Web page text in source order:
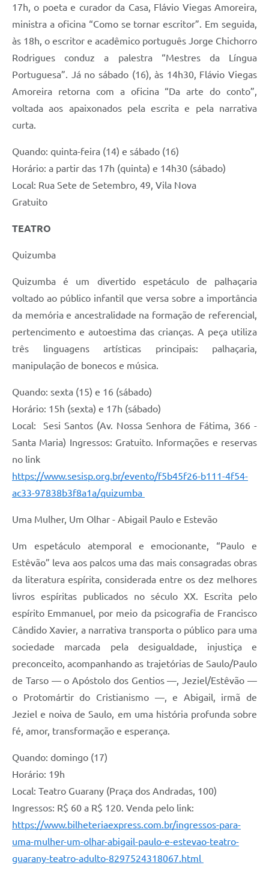
17h, o poeta e curador da Casa, Flávio Viegas Amoreira,
ministra a oficina “Como se tornar escritor”. Em seguida,
às 18h, o escritor e acadêmico português Jorge Chichorro
Rodrigues conduz a palestra “Mestres da Língua
Portuguesa”. Já no sábado (16), às 14h30, Flávio Viegas
Amoreira retorna com a oficina “Da arte do conto”,
voltada aos apaixonados pela escrita e pela narrativa
curta.
Quando: quinta-feira (14) e sábado (16)
Horário: a partir das 17h (quinta) e 14h30 (sábado)
Local: Rua Sete de Setembro, 49, Vila Nova
Gratuito
TEATRO
Quizumba
Quizumba é um divertido espetáculo de palhaçaria
voltado ao público infantil que versa sobre a importância
da memória e ancestralidade na formação de referencial,
pertencimento e autoestima das crianças. A peça utiliza
três linguagens artísticas principais: palhaçaria,
manipulação de bonecos e música.
Quando: sexta (15) e 16 (sábado)
Horário: 15h (sexta) e 17h (sábado)
Local: Sesi Santos (Av. Nossa Senhora de Fátima, 366 -
Santa Maria) Ingressos: Gratuito. Informações e reservas
no link
https://www.sesisp.org.br/evento/f5b45f26-b111-4f54-
ac33-97838b3f8a1a/quizumba
Uma Mulher, Um Olhar - Abigail Paulo e Estevão
Um espetáculo atemporal e emocionante, “Paulo e
Estêvão” leva aos palcos uma das mais consagradas obras
da literatura espírita, considerada entre os dez melhores
livros espíritas publicados no século XX. Escrita pelo
espírito Emmanuel, por meio da psicografia de Francisco
Cândido Xavier, a narrativa transporta o público para uma
sociedade marcada pela desigualdade, injustiça e
preconceito, acompanhando as trajetórias de Saulo/Paulo
de Tarso — o Apóstolo dos Gentios —, Jeziel/Estêvão —
o Protomártir do Cristianismo —, e Abigail, irmã de
Jeziel e noiva de Saulo, em uma história profunda sobre
fé, amor, transformação e esperança.
Quando: domingo (17)
Horário: 19h
Local: Teatro Guarany (Praça dos Andradas, 100)
Ingressos: R$ 60 a R$ 120. Venda pelo link:
https://www.bilheteriaexpress.com.br/ingressos-para-
uma-mulher-um-olhar-abigail-paulo-e-estevao-teatro-
guarany-teatro-adulto-8297524318067.html